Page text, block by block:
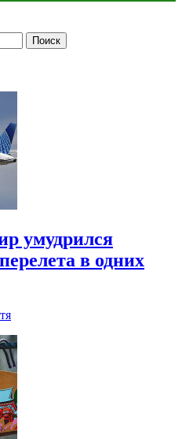
умудрился
в одних